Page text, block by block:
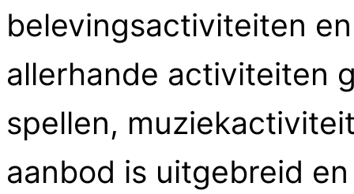
belevingsactiviteiten
allerhande activiteiten
spellen,
aanbod is uitgebreid